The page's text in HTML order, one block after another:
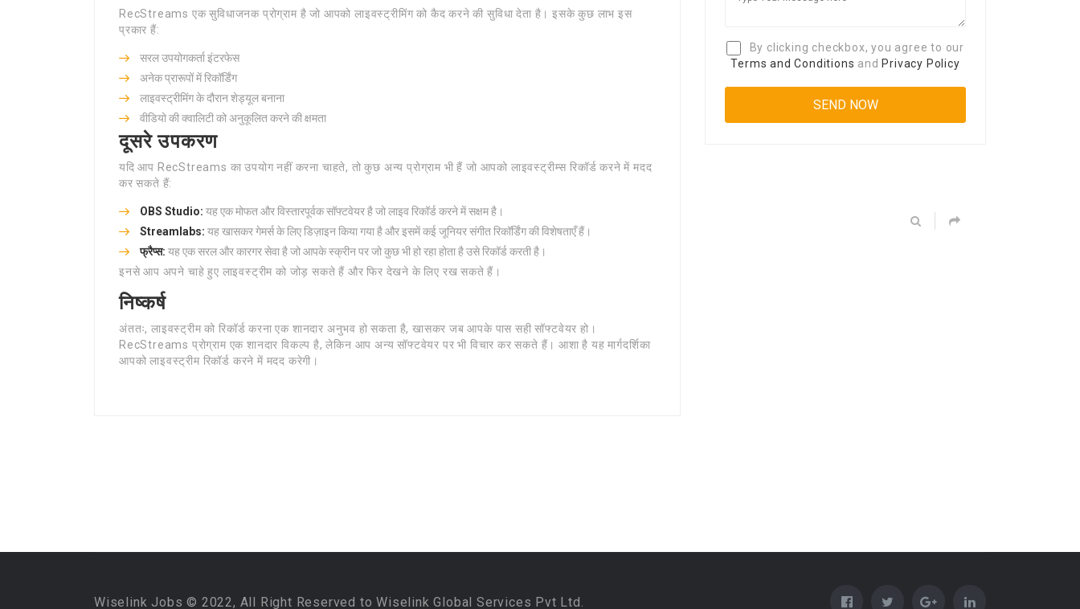
RecStreams एक सुविधाजनक प्रोग्राम है जो आपको लाइवस्ट्रीमिंग को कैद करने की सुविधा देता है। इसके कुछ लाभ इस
प्रकार हैं:
सरल उपयोगकर्ता इंटरफेस
अनेक प्रारूपों में रिकॉर्डिंग
लाइवस्ट्रीमिंग के दौरान शेड्यूल बनाना
वीडियो की क्वालिटी को अनुकूलित करने की क्षमता
दूसरे उपकरण
यदि आप RecStreams का उपयोग नहीं करना चाहते, तो कुछ अन्य प्रोग्राम भी हैं जो आपको लाइवस्ट्रीम्स रिकॉर्ड करने में मदद
कर सकते हैं:
OBS Studio: यह एक मोफत और विस्तारपूर्वक सॉफ्टवेयर है जो लाइव रिकॉर्ड करने में सक्षम है।
Streamlabs: यह खासकर गेमर्स के लिए डिज़ाइन किया गया है और इसमें कई जूनियर संगीत रिकॉर्डिंग की विशेषताएँ हैं।
फ्रैप्स: यह एक सरल और कारगर सेवा है जो आपके स्क्रीन पर जो कुछ भी हो रहा होता है उसे रिकॉर्ड करती है।
इनसे आप अपने चाहे हुए लाइवस्ट्रीम को जोड़ सकते हैं और फिर देखने के लिए रख सकते हैं।
निष्कर्ष
अंततः, लाइवस्ट्रीम को रिकॉर्ड करना एक शानदार अनुभव हो सकता है, खासकर जब आपके पास सही सॉफ्टवेयर हो।
RecStreams प्रोग्राम एक शानदार विकल्प है, लेकिन आप अन्य सॉफ्टवेयर पर भी विचार कर सकते हैं। आशा है यह मार्गदर्शिका
आपको लाइवस्ट्रीम रिकॉर्ड करने में मदद करेगी।
By clicking checkbox, you agree to our
Terms and Conditions and Privacy Policy
Wiselink Jobs © 2022, All Right Reserved to Wiselink Global Services Pvt Ltd.